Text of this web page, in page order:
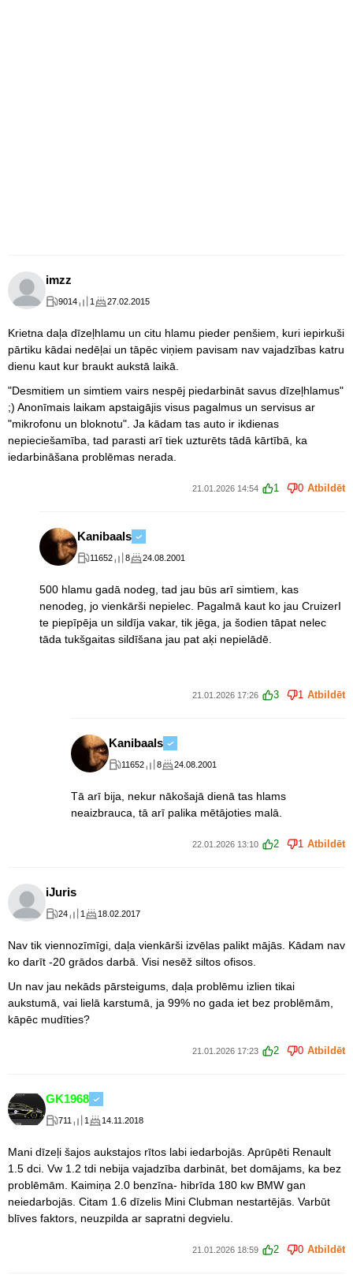
imzz
9014 1 27.02.2015
Krietna daļa dīzeļhlamu un citu hlamu pieder penšiem, kuri iepirkuši
pārtiku kādai nedēļai un tāpēc viņiem pavisam nav vajadzības katru
dienu kaut kur braukt aukstā laikā.
"Desmitiem un simtiem vairs nespēj piedarbināt savus dīzeļhlamus"
;) Anonīmais laikam apstaigājis visus pagalmus un servisus ar
"mikrofonu un bloknotu". Ja kādam tas auto ir ikdienas
nepieciešamība, tad parasti arī tiek uzturēts tādā kārtībā, ka
iedarbināšana problēmas nerada.
21.01.2026 14:54 1 0 Atbildēt
Kanibaals
11652 8 24.08.2001
500 hlamu gadā nodeg, tad jau būs arī simtiem, kas
nenodeg, jo vienkārši nepielec. Pagalmā kaut ko jau CruizerI
te piepīpēja un sildīja vakar, tik jēga, ja šodien tāpat nelec
tāda tukšgaitas sildīšana jau pat aķi nepielādē.
21.01.2026 17:26 3 1 Atbildēt
Kanibaals
11652 8 24.08.2001
Tā arī bija, nekur nākošajā dienā tas hlams
neaizbrauca, tā arī palika mētājoties malā.
22.01.2026 13:10 2 1 Atbildēt
iJuris
24 1 18.02.2017
Nav tik viennozīmīgi, daļa vienkārši izvēlas palikt mājās. Kādam nav
ko darīt -20 grādos darbā. Visi nesēž siltos ofisos.
Un nav jau nekāds pārsteigums, daļa problēmu izlien tikai
aukstumā, vai lielā karstumā, ja 99% no gada iet bez problēmām,
kāpēc mudīties?
21.01.2026 17:23 2 0 Atbildēt
GK1968
711 1 14.11.2018
Mani dīzeļi šajos aukstajos rītos labi iedarbojās. Aprūpēti Renault
1.5 dci. Vw 1.2 tdi nebija vajadzība darbināt, bet domājams, ka bez
problēmām. Kaimiņa 2.0 benzīna- hibrīda 180 kw BMW gan
neiedarbojās. Citam 1.6 dīzelis Mini Clubman nestartējās. Varbūt
blīves faktors, neuzpilda ar sapratni degvielu.
21.01.2026 18:59 2 0 Atbildēt